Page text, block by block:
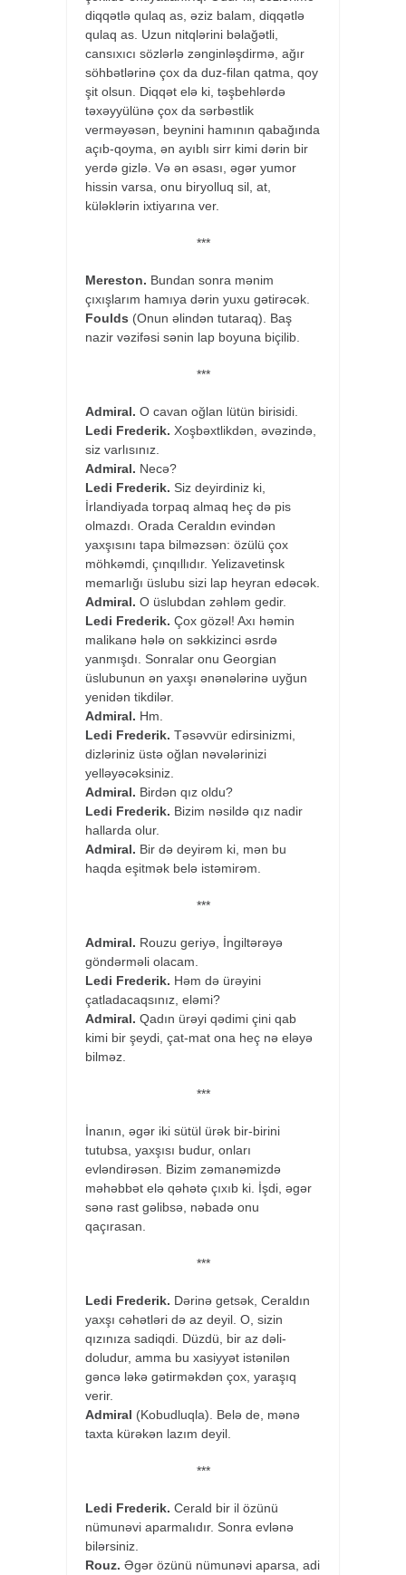
diqqətlə qulaq as, əziz balam, diqqətlə
qulaq as. Uzun nitqlərini bəlağətli,
cansıxıcı sözlərlə zənginləşdirmə, ağır
söhbətlərinə çox da duz-filan qatma, qoy
şit olsun. Diqqət elə ki, təşbehlərdə
təxəyyülünə çox da sərbəstlik
verməyəsən, beynini hamının qabağında
açıb-qoyma, ən ayıblı sirr kimi dərin bir
yerdə gizlə. Və ən əsası, əgər yumor
hissin varsa, onu biryolluq sil, at,
küləklərin ixtiyarına ver.
***
Mereston. Bundan sonra mənim
çıxışlarım hamıya dərin yuxu gətirəcək.
Foulds (Onun əlindən tutaraq). Baş
nazir vəzifəsi sənin lap boyuna biçilib.
***
Admiral. O cavan oğlan lütün birisidi.
Ledi Frederik. Xoşbəxtlikdən, əvəzində,
siz varlısınız.
Admiral. Necə?
Ledi Frederik. Siz deyirdiniz ki,
İrlandiyada torpaq almaq heç də pis
olmazdı. Orada Ceraldın evindən
yaxşısını tapa bilməzsən: özülü çox
möhkəmdi, çınqıllıdır. Yelizavetinsk
memarlığı üslubu sizi lap heyran edəcək.
Admiral. O üslubdan zəhləm gedir.
Ledi Frederik. Çox gözəl! Axı həmin
malikanə hələ on səkkizinci əsrdə
yanmışdı. Sonralar onu Georgian
üslubunun ən yaxşı ənənələrinə uyğun
yenidən tikdilər.
Admiral. Hm.
Ledi Frederik. Təsəvvür edirsinizmi,
dizləriniz üstə oğlan nəvələrinizi
yelləyəcəksiniz.
Admiral. Birdən qız oldu?
Ledi Frederik. Bizim nəsildə qız nadir
hallarda olur.
Admiral. Bir də deyirəm ki, mən bu
haqda eşitmək belə istəmirəm.
***
Admiral. Rouzu geriyə, İngiltərəyə
göndərməli olacam.
Ledi Frederik. Həm də ürəyini
çatladacaqsınız, eləmi?
Admiral. Qadın ürəyi qədimi çini qab
kimi bir şeydi, çat-mat ona heç nə eləyə
bilməz.
***
İnanın, əgər iki sütül ürək bir-birini
tutubsa, yaxşısı budur, onları
evləndirəsən. Bizim zəmanəmizdə
məhəbbət elə qəhətə çıxıb ki. İşdi, əgər
sənə rast gəlibsə, nəbadə onu
qaçırasan.
***
Ledi Frederik. Dərinə getsək, Ceraldın
yaxşı cəhətləri də az deyil. O, sizin
qızınıza sadiqdi. Düzdü, bir az dəli-
doludur, amma bu xasiyyət istənilən
gəncə ləkə gətirməkdən çox, yaraşıq
verir.
Admiral (Kobudluqla). Belə de, mənə
taxta kürəkən lazım deyil.
***
Ledi Frederik. Cerald bir il özünü
nümunəvi aparmalıdır. Sonra evlənə
bilərsiniz.
Rouz. Əgər özünü nümunəvi aparsa, adi